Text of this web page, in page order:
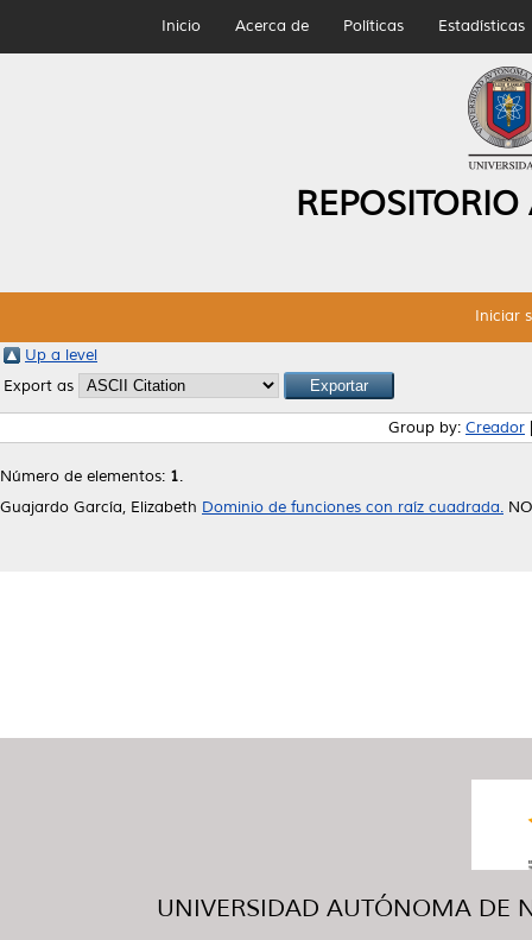
Inicio Acerca de Políticas Estadísticas
Iniciar
Up a level
Export as
Group by: Creador
Número de elementos: 1.
Guajardo García, Elizabeth Dominio de funciones con raíz cuadrada.
UNIVERSIDAD AUTÓNOMA DE